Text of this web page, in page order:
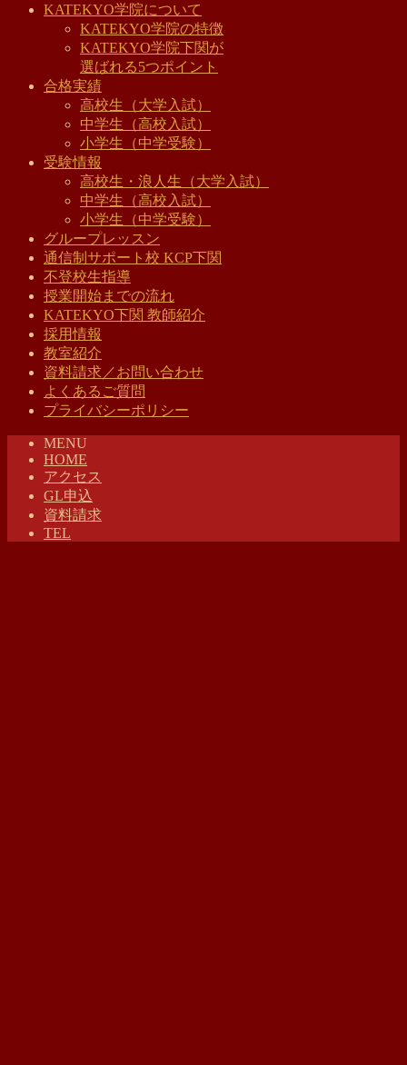
KATEKYO学院について
KATEKYO学院の特徴
KATEKYO学院下関が
選ばれる5つポイント
合格実績
高校生（大学入試）
中学生（高校入試）
小学生（中学受験）
受験情報
高校生・浪人生（大学入試）
中学生（高校入試）
小学生（中学受験）
グループレッスン
通信制サポート校 KCP下関
不登校生指導
授業開始までの流れ
KATEKYO下関 教師紹介
採用情報
教室紹介
資料請求／お問い合わせ
よくあるご質問
プライバシーポリシー
MENU
HOME
アクセス
GL申込
資料請求
TEL